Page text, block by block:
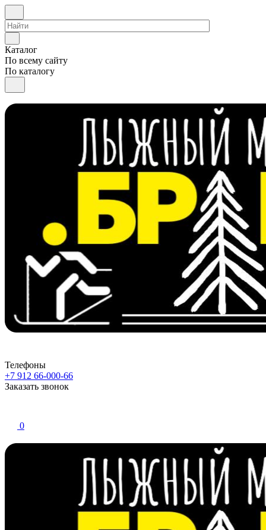
Каталог
По всему сайту
По каталогу
Телефоны
+7 912 66-000-66
Заказать звонок
0